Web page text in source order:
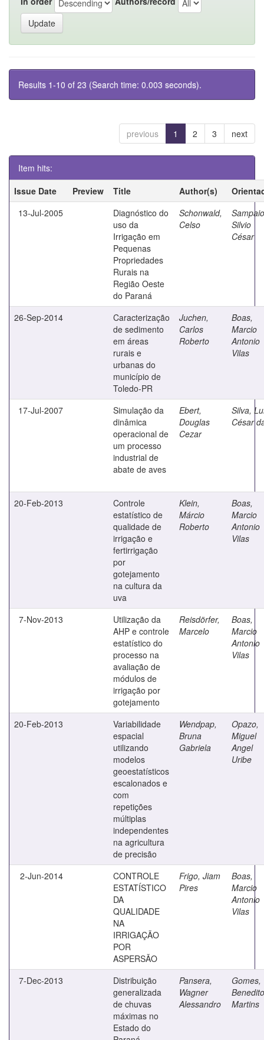
Results 1-10 of 23 (Search time: 0.003 seconds).
previous 1 2 3 next
Item hits:
Issue Date
Preview Title Author(s)
13-Jul-2005
Diagnóstico do
uso da
Irrigação em
Pequenas
Propriedades
Rurais na
Região Oeste
do Paraná
Schonwald,
Celso
Silvio
César
26-Sep-2014
Caracterização
de sedimento
em áreas
rurais e
urbanas do
município de
Toledo-PR
Juchen,
Carlos
Roberto
Boas,
Marcio
Antonio
Vilas
17-Jul-2007
Simulação da
dinâmica
operacional de
um processo
industrial de
abate de aves
Ebert,
Douglas
Cezar
Silva,
César
20-Feb-2013
Controle
estatístico de
qualidade de
irrigação e
fertirrigação
por
gotejamento
na cultura da
uva
Klein,
Márcio
Roberto
Boas,
Marcio
Antonio
Vilas
7-Nov-2013
Utilização da
AHP e controle
estatístico do
processo na
avaliação de
módulos de
irrigação por
gotejamento
Reisdörfer,
Marcelo
Boas,
Marcio
Antonio
Vilas
20-Feb-2013
Variabilidade
espacial
utilizando
modelos
geoestatísticos
escalonados e
com
repetições
múltiplas
independentes
na agricultura
de precisão
Wendpap,
Bruna
Gabriela
Opazo,
Miguel
Angel
Uribe
2-Jun-2014
CONTROLE
ESTATÍSTICO
DA
QUALIDADE
NA
IRRIGAÇÃO
POR
ASPERSÃO
Frigo, Jiam
Pires
Boas,
Marcio
Antonio
Vilas
7-Dec-2013
Distribuição
generalizada
de chuvas
máximas no
Estado do
Pansera,
Wagner
Alessandro
Gomes,
Benedito
Martins